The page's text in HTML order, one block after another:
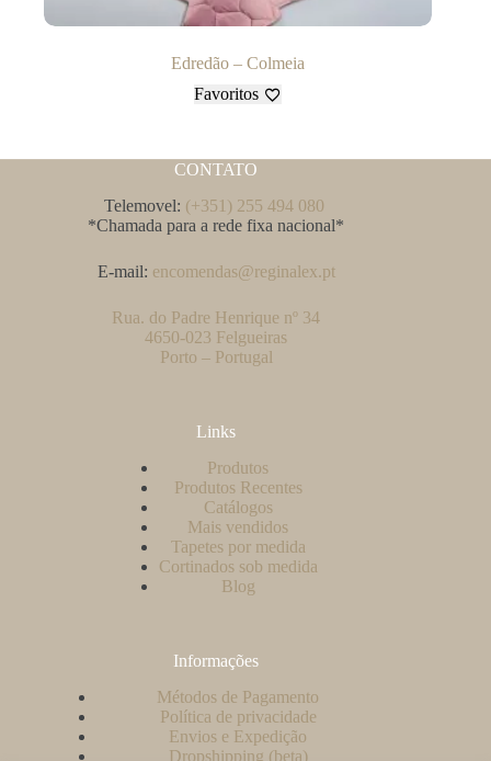
Edredão – Colmeia
Favoritos
CONTATO
Telemovel: (+351) 255 494 080
*Chamada para a rede fixa nacional*
E-mail: encomendas@reginalex.pt
Rua. do Padre Henrique nº 34
4650-023 Felgueiras
Porto – Portugal
Links
Produtos
Produtos Recentes
Catálogos
Mais vendidos
Tapetes por medida
Cortinados sob medida
Blog
Informações
Métodos de Pagamento
Política de privacidade
Envios e Expedição
Dropshipping (beta)